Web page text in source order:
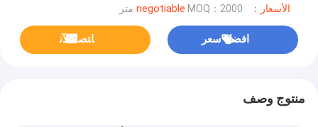
الأسعار：negotiable MOQ：2000 متر
افضل سعر ﺎﺘﺼﻟ ﺍﻶﻧ
منتوج وصف